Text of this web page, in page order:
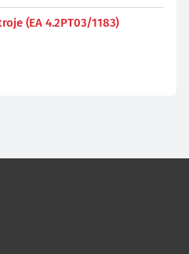
(EA 4.2PT03/1183)